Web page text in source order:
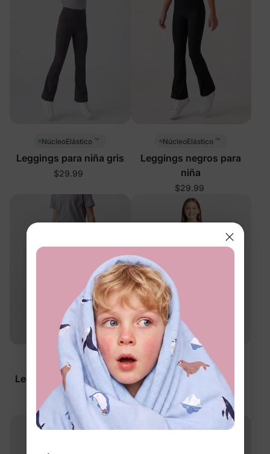
NúcleoElástico ™
Leggings para niña gris
$29.99
NúcleoElástico ™
Leggings negros para
niña
$29.99
NúcleoElástico ™
Leggings para niña azul
profundo
$29.99
NúcleoElástico
Jeans para niña
pequeña/niña azul
profundo
$49.99